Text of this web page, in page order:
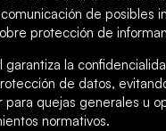
de posibles
protección de
garantiza la
de datos,
para quejas generales u
normativos.